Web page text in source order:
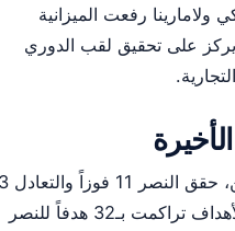
رفعت الميزانية
على تحقيق لقب الدوري
خلال 14 مواجهة بين الفريقين، حقق النصر 11 فوزاً والتعادل 3
مرات وهزيمة واحدة فقط. الأهداف تراكمت بـ32 هدفاً للنصر